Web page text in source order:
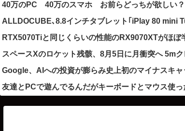
40万のPC 40万のスマホ お前らどっちが欲しい？
ALLDOCUBE､8.8インチタブレット｢iPlay 80 mini
RTX5070Tiと同じくらいの性能のRX9070XTがほぼ
スペースXのロケット残骸、8月5日に月衝突へ 5m
Google、AIへの投資が膨らみ史上初のマイナスキ
友達とPCで遊んでるんだがキーボードとマウス使